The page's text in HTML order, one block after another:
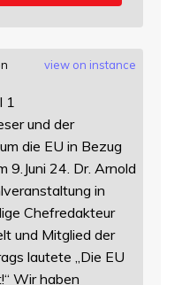
view on instance
1
und der
die EU in Bezug
9.Juni 24. Dr. Arnold
in
Chefredakteur
und Mitglied der
lautete „Die EU
Wir haben